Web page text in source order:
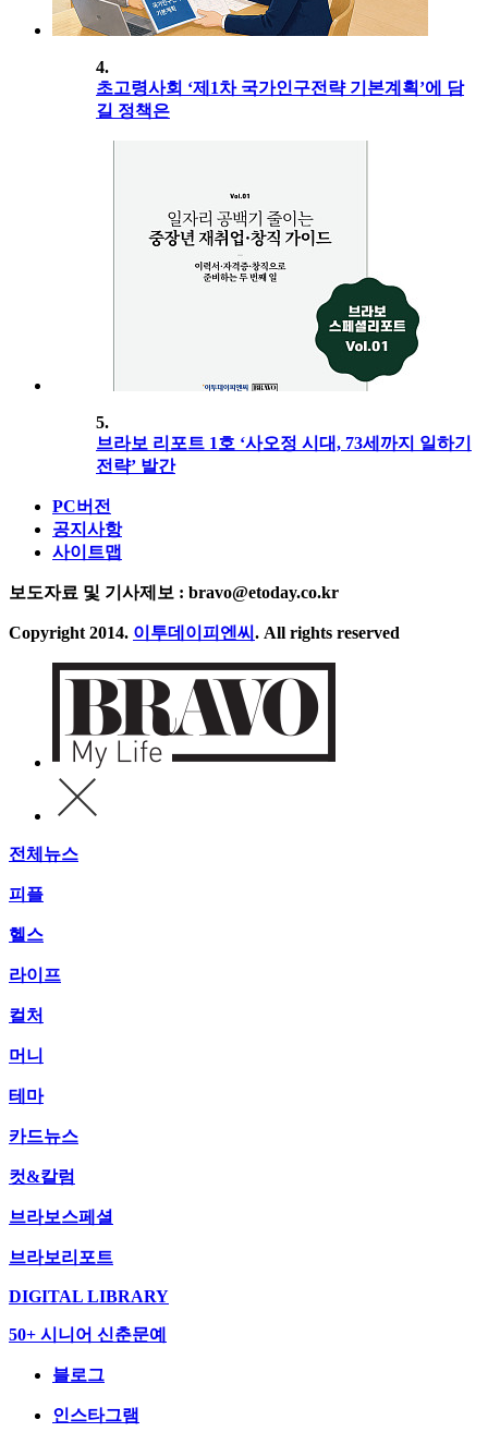
4.
초고령사회 ‘제1차 국가인구전략 기본계획’에 담
길 정책은
5.
브라보 리포트 1호 ‘사오정 시대, 73세까지 일하기
전략’ 발간
PC버전
공지사항
사이트맵
보도자료 및 기사제보 : bravo@etoday.co.kr
Copyright 2014. 이투데이피엔씨 . All rights reserved
전체뉴스
피플
헬스
라이프
컬처
머니
테마
카드뉴스
컷&칼럼
브라보스페셜
브라보리포트
DIGITAL LIBRARY
50+ 시니어 신춘문예
블로그
인스타그램